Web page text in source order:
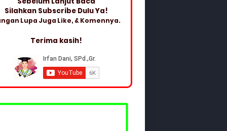
Silahkan Subscribe Dulu Ya!
Lupa Juga Like, & Komennya.
Terima kasih!